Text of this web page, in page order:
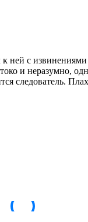
с
и неразумно,
следователь.